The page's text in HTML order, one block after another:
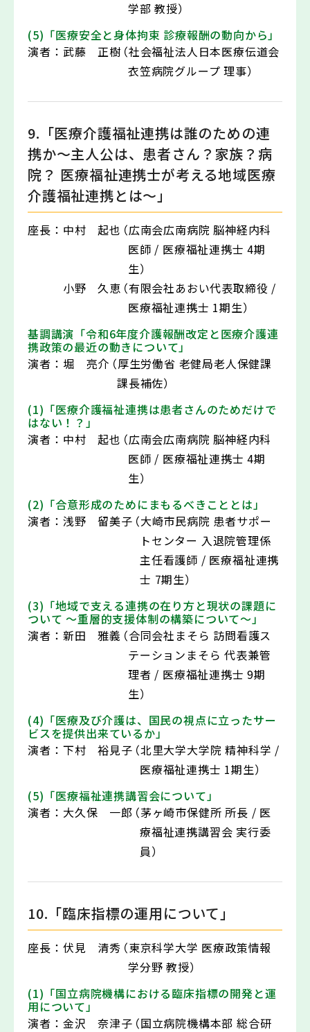
学部 教授）
(5)「医療安全と身体拘束 診療報酬の動向から」
演者： 武藤 正樹（社会福祉法人日本医療伝道会
衣笠病院グループ 理事）
9.「医療介護福祉連携は誰のための連
携か～主人公は、患者さん？家族？病
院？ 医療福祉連携士が考える地域医療
介護福祉連携とは～」
座長： 中村 起也（広南会広南病院 脳神経内科
医師 / 医療福祉連携士 4期
生）
小野 久恵（有限会社あおい代表取締役 /
医療福祉連携士 1期生）
基調講演「令和6年度介護報酬改定と医療介護連
携政策の最近の動きについて」
演者： 堀 亮介（厚生労働省 老健局老人保健課
課長補佐）
(1)「医療介護福祉連携は患者さんのためだけで
はない！？」
演者： 中村 起也（広南会広南病院 脳神経内科
医師 / 医療福祉連携士 4期
生）
(2)「合意形成のためにまもるべきこととは」
演者： 浅野 留美子（大崎市民病院 患者サポー
トセンター 入退院管理係
主任看護師 / 医療福祉連携
士 7期生）
(3)「地域で支える連携の在り方と現状の課題に
ついて ～重層的支援体制の構築について～」
演者： 新田 雅義（合同会社まそら 訪問看護ス
テーションまそら 代表兼管
理者 / 医療福祉連携士 9期
生）
(4)「医療及び介護は、国民の視点に立ったサー
ビスを提供出来ているか」
演者： 下村 裕見子（北里大学大学院 精神科学 /
医療福祉連携士 1期生）
(5)「医療福祉連携講習会について」
演者： 大久保 一郎（茅ヶ崎市保健所 所長 / 医
療福祉連携講習会 実行委
員）
10.「臨床指標の運用について」
座長： 伏見 清秀（東京科学大学 医療政策情報
学分野 教授）
(1)「国立病院機構における臨床指標の開発と運
用について」
演者： 金沢 奈津子（国立病院機構本部 総合研